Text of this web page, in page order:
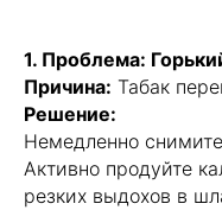
1. Проблема:
Причина: Табак
Решение:
Немедленно
Активно продуйте
резких выдохов в